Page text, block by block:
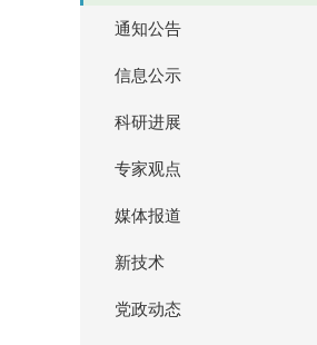
通知公告
信息公示
科研进展
专家观点
媒体报道
新技术
党政动态